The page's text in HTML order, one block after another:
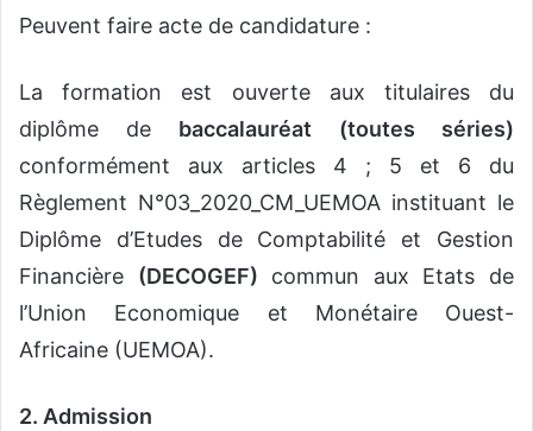
Peuvent faire acte de candidature :
La formation est ouverte aux titulaires du
diplôme de baccalauréat
(toutes séries)
conformément aux articles 4 ; 5 et 6 du
Règlement N°03_2020_CM_UEMOA instituant le
Diplôme d’Etudes de Comptabilité et Gestion
Financière (DECOGEF) commun aux Etats de
l’Union Economique et Monétaire Ouest-
Africaine (UEMOA).
2. Admission